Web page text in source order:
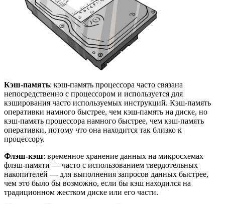
Кэш-память: кэш-память процессора часто связана
непосредственно с процессором и используется для
кэширования часто используемых инструкций. Кэш-память
оперативки намного быстрее, чем кэш-память на диске, но
кэш-память процессора намного быстрее, чем кэш-память
оперативки, потому что она находится так близко к
процессору.
Флэш-кэш: временное хранение данных на микросхемах
флэш-памяти — часто с использованием твердотельных
накопителей — для выполнения запросов данных быстрее,
чем это было бы возможно, если бы кэш находился на
традиционном жестком диске или его части.